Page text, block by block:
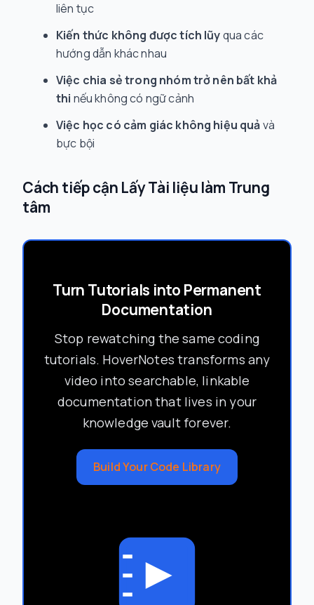
liên tục
Kiến thức không được tích lũyqua các
hướng dẫn khác nhau
Việc chia sẻ trong nhóm trở nên bất khả
thi nếu không có ngữ cảnh
Việc học có cảm giác không hiệu quảvà
bực bội
Cách tiếp cận Lấy Tài liệu làm Trung
tâm
Turn Tutorials into Permanent
Documentation
Stop rewatching the same coding
tutorials. HoverNotes transforms any
video into searchable, linkable
documentation that lives in your
knowledge vault forever.
Build Your Code Library